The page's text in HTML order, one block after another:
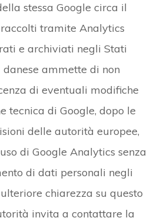
stessa Google circa il
tramite Analytics
e archiviati negli Stati
danese ammette di non
di eventuali modifiche
tecnica di Google, dopo le
delle autorità europee,
di Google Analytics senza
di dati personali negli
chiarezza su questo
invita a contattare la